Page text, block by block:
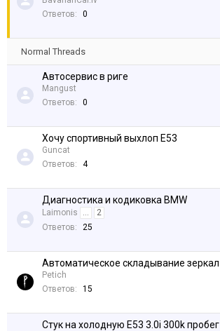
Ответов:
0
Normal Threads
Автосервис в риге
Mangust
Ответов:
0
Хочу спортивный выхлоп Е53
Guncat
Ответов:
4
Диагностика и кодиковка BMW
Laimonis ...
2
Ответов:
25
Автоматическое складывание зеркал
Petich
Ответов:
15
Стук на холодную Е53 3.0i 300k пробег